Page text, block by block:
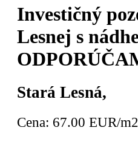
Investičný
Lesnej s
Stará Lesná,
Cena: 67.00 EUR/m2